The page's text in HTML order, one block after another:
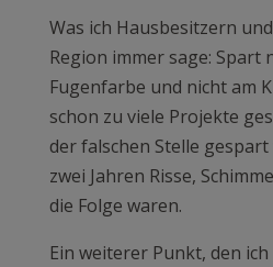
Was ich Hausbesitzern
Region immer sage: Spart
Fugenfarbe und nicht am
schon zu viele Projekte
der falschen Stelle
zwei Jahren Risse,
die Folge waren.
Ein weiterer Punkt, den